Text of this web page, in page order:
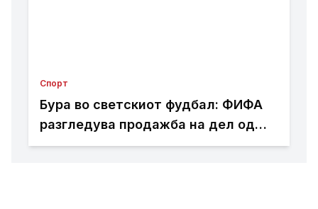
Спорт
Бура во светскиот фудбал: ФИФА
разгледува продажба на дел од
Мундијалот?